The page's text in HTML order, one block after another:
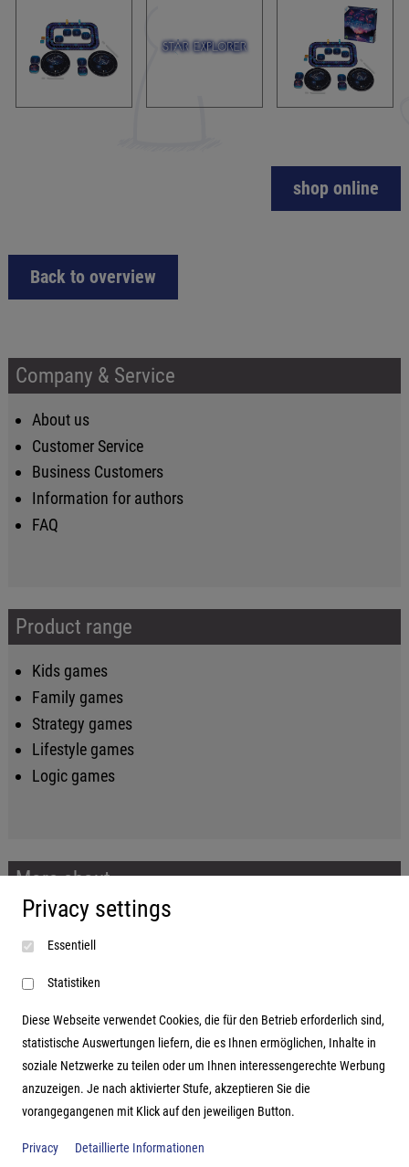
shop online
Back to overview
Company & Service
About us
Customer Service
Business Customers
Information for authors
FAQ
Product range
Kids games
Family games
Strategy games
Lifestyle games
Logic games
More about...
Imprint
Terms and conditions
Data protection
Address
Hutter Trade GmbH + Co KG
Bgm.-Landmann-Platz 1-5
Privacy settings
Essentiell
Statistiken
Diese Webseite verwendet Cookies, die für den Betrieb erforderlich sind,
statistische Auswertungen liefern, die es Ihnen ermöglichen, Inhalte in
soziale Netzwerke zu teilen oder um Ihnen interessengerechte Werbung
anzuzeigen. Je nach aktivierter Stufe, akzeptieren Sie die
vorangegangenen mit Klick auf den jeweiligen Button.
Privacy Detaillierte Informationen